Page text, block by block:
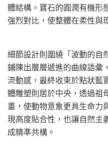
體結構。寶石的圓潤有機形
強烈對比，使整體在柔性與
細節設計則圍繞「波動的自
鋪陳出層層遞進的曲線語彙
流動感，最終收束於點狀藍
體雕塑則居於中央，透過祖
畫，使動物意象更具生命力
現高度貼合性，也讓自然主
成精準共構。